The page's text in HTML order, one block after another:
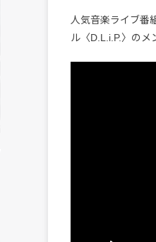
人気音楽ライブ番
ル〈D.L.i.P.〉のメ